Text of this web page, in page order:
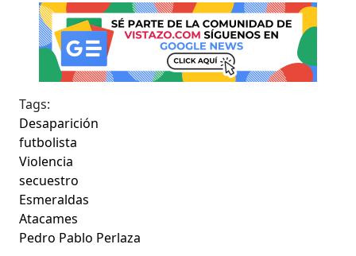
Tags:
Desaparición
futbolista
Violencia
secuestro
Esmeraldas
Atacames
Pedro Pablo Perlaza